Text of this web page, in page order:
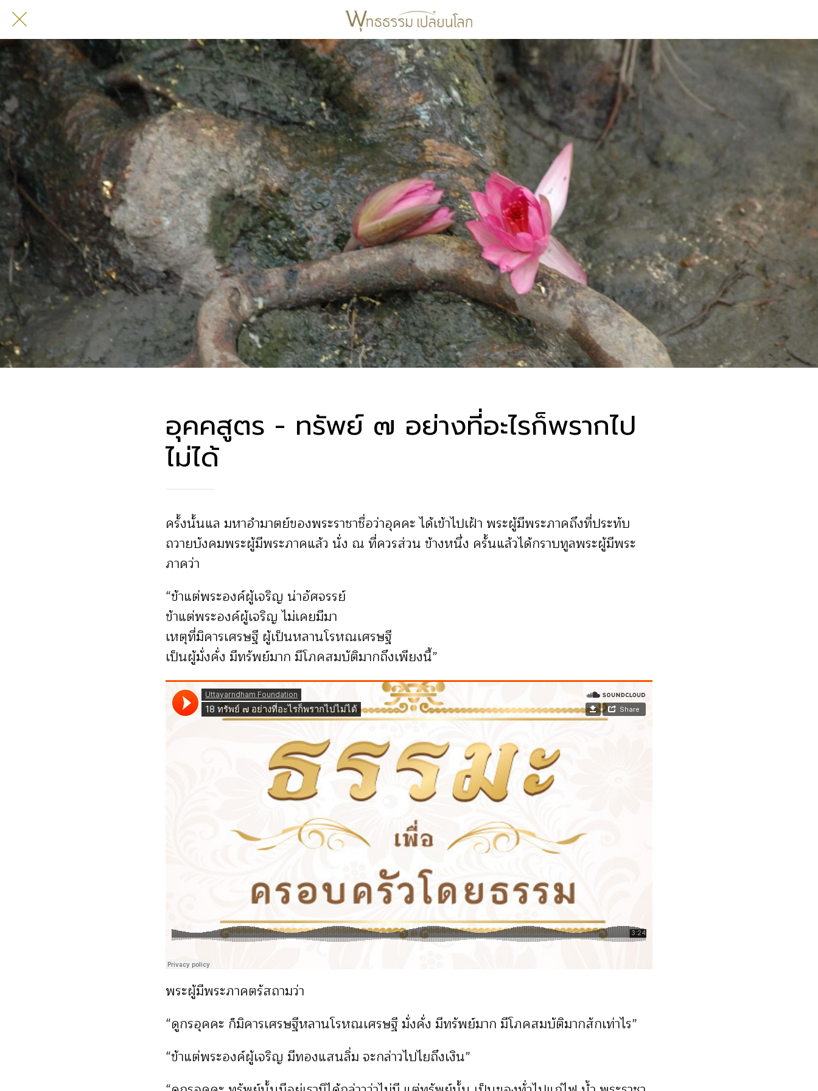
อุคคสูตร - ทรัพย์ ๗ อย่างที่อะไรก็พรากไป
ไม่ได้
ครั้งนั้นแล มหาอำมาตย์ของพระราชาชื่อว่าอุคคะ ได้เข้าไปเฝ้า พระผู้มีพระภาคถึงที่ประทับ
ถวายบังคมพระผู้มีพระภาคแล้ว นั่ง ณ ที่ควรส่วน ข้างหนึ่ง ครั้นแล้วได้กราบทูลพระผู้มีพระ
ภาคว่า
“ข้าแต่พระองค์ผู้เจริญ น่าอัศจรรย์
ข้าแต่พระองค์ผู้เจริญ ไม่เคยมีมา
เหตุที่มิคารเศรษฐี ผู้เป็นหลานโรหณเศรษฐี
เป็นผู้มั่งคั่ง มีทรัพย์มาก มีโภคสมบัติมากถึงเพียงนี้”
พระผู้มีพระภาคตรัสถามว่า
“ดูกรอุคคะ ก็มิคารเศรษฐีหลานโรหณเศรษฐี มั่งคั่ง มีทรัพย์มาก มีโภคสมบัติมากสักเท่าไร”
“ข้าแต่พระองค์ผู้เจริญ มีทองแสนลิ่ม จะกล่าวไปไยถึงเงิน”